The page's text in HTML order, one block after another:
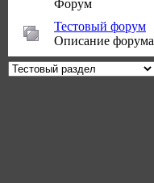
Форум
Тестовый форум
Описание форума